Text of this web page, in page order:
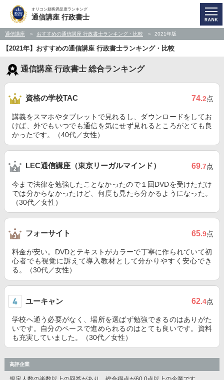
オリコン顧客満足度ランキング
通信講座 行政書士
通信講座 おすすめの通信講座 行政書士ランキング・比較 2021年版
【2021年】おすすめの通信講座 行政書士ランキング・比較
通信講座 行政書士 総合ランキング
資格の学校TAC 74.2点
講義をスマホやタブレットで見れるし、ダウンロードをしてお
けば、外でもいつでも通信を気にせず見れるところがとても良
かったです。（40代／女性）
LEC通信講座（東京リーガルマインド） 69.7点
今まで法律を勉強したことなかったので１回DVDを受けただけ
では分からなかったけど、何度も見たら分かるようになった。
（30代／女性）
フォーサイト 65.9点
料金が安い。DVDとテキストがカラーで丁寧に作られていて初
心者でも視覚に訴えて導入教材として分かりやすく安心でき
る。（30代／女性）
ユーキャン 62.4点
学校へ通う必要がなく、場所を選ばず勉強できるのはありがた
いです。自分のペースで進められるのはとても良いです。資料
も充実していました。（30代／女性）
高評企業